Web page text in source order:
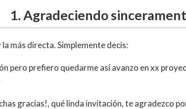
1. Agradeciendo
la más directa. Simplemente decis:
pero prefiero quedarme así avanzo en xx
gracias!, qué linda invitación, te agradezco